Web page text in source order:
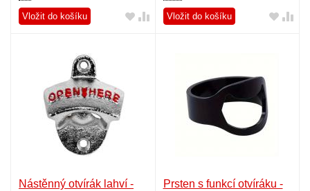
Vložit do košíku Vložit do košíku
Nástěnný otvírák lahví -
Prsten s funkcí otvíráku -